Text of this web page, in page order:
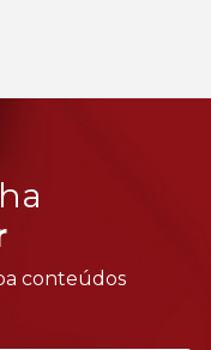
conteúdos